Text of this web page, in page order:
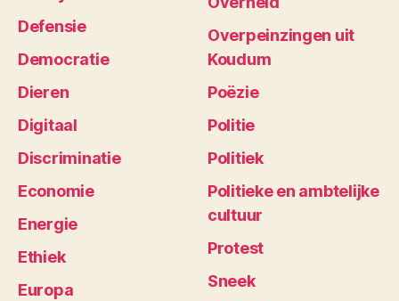
Defensie
Democratie
Dieren
Digitaal
Discriminatie
Economie
Energie
Ethiek
Europa
Overpeinzingen uit
Koudum
Poëzie
Politie
Politiek
Politieke en ambtelijke
cultuur
Protest
Sneek